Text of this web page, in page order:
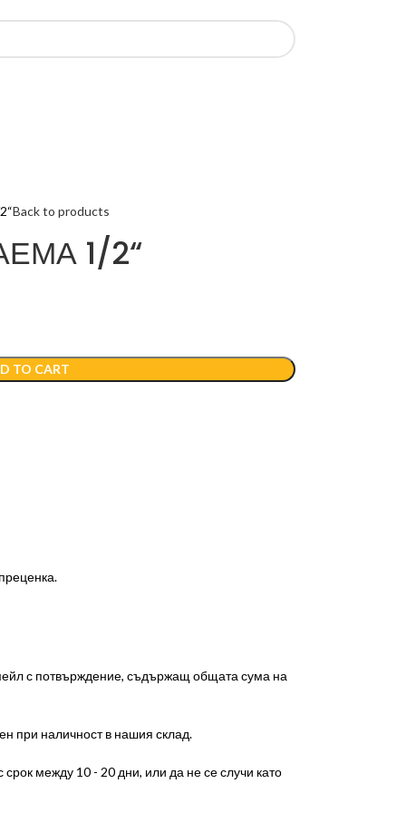
Back to products
1/2“
TO CART
с потвърждение, съдържащ общата сума на
при наличност в нашия склад.
между 10 - 20 дни, или да не се случи като